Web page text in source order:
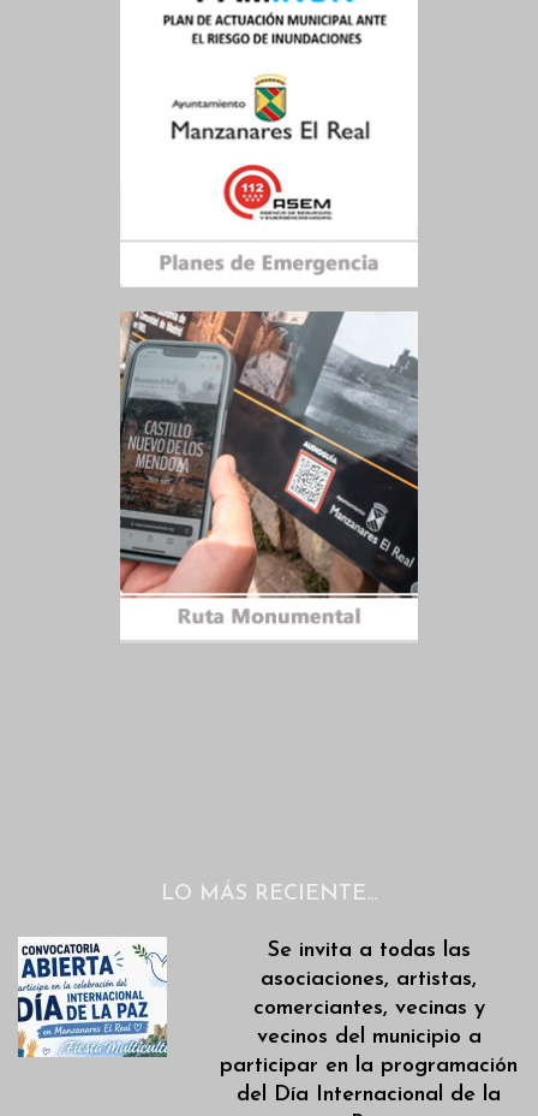
LO MÁS RECIENTE…
Se invita a todas las
asociaciones, artistas,
comerciantes, vecinas y
vecinos del municipio a
participar en la programación
del Día Internacional de la